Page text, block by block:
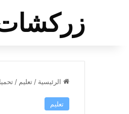
الرئيسية / تعليم /
تعليم